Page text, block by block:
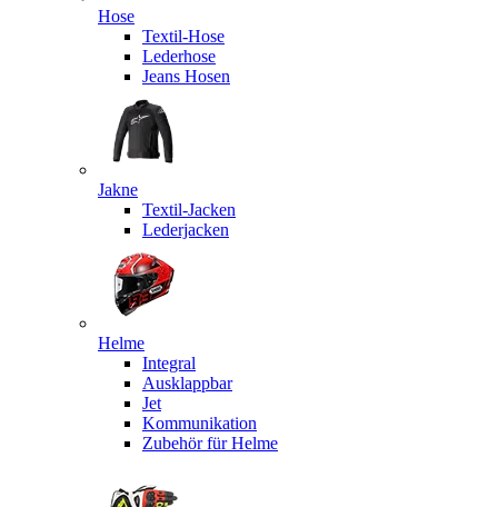
Hose
Textil-Hose
Lederhose
Jeans Hosen
Jakne
Textil-Jacken
Lederjacken
Helme
Integral
Ausklappbar
Jet
Kommunikation
Zubehör für Helme